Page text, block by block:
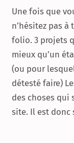
Une fois que
n’hésitez pas
folio. 3 projets
mieux qu’un
(ou pour
détesté faire)
des choses qui
site. Il est donc